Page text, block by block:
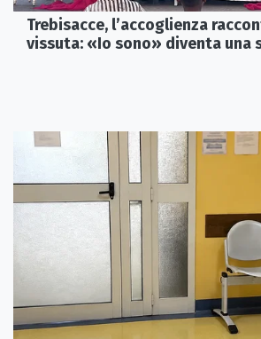
Trebisacce, l’accoglienza
vissuta: «Io sono» diventa una